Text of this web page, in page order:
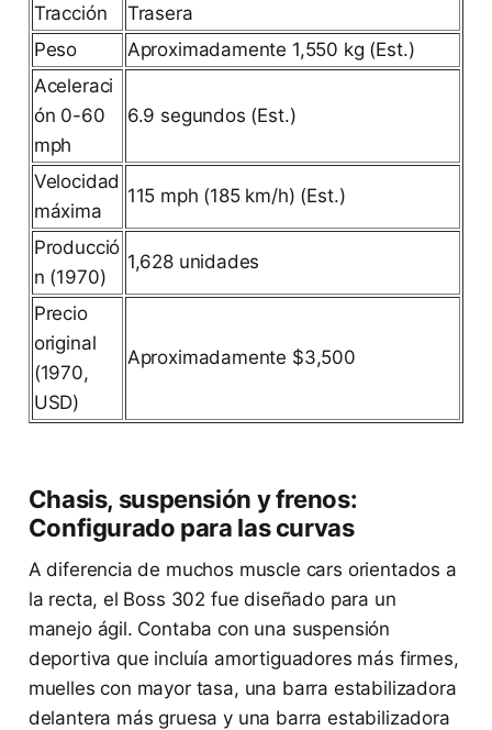
Tracción
Trasera
Peso
Aproximadamente 1,550 kg (Est.)
Aceleraci
ón 0-60
mph
6.9 segundos (Est.)
Velocidad
máxima
115 mph (185 km/h) (Est.)
Producció
n (1970)
1,628 unidades
Precio
original
(1970,
USD)
Aproximadamente $3,500
Chasis, suspensión y frenos:
Configurado para las curvas
A diferencia de muchos muscle cars orientados a
la recta, el Boss 302 fue diseñado para un
manejo ágil. Contaba con una suspensión
deportiva que incluía amortiguadores más firmes,
muelles con mayor tasa, una barra estabilizadora
delantera más gruesa y una barra estabilizadora